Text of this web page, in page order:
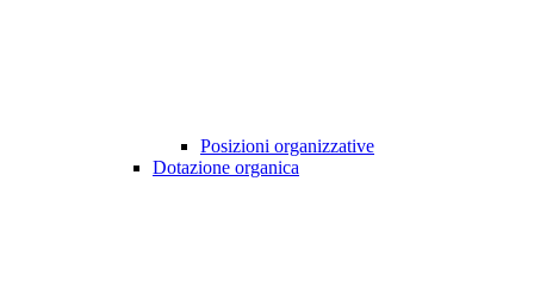
Posizioni organizzative
Dotazione organica